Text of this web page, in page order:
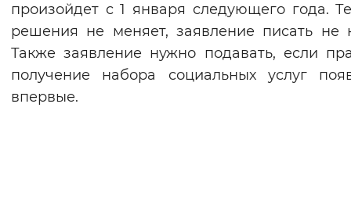
произойдет с 1 января следующего года.
решения не меняет, заявление писать не
Также заявление нужно подавать, если
получение набора социальных услуг
впервые.